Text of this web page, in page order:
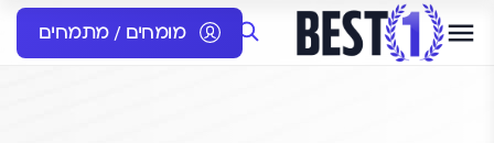
מומחים / מתמחים